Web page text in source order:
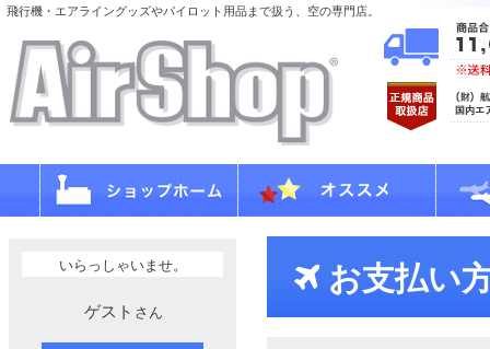
飛行機・エアライングッズやパイロット用品まで扱う、空の専門店。
いらっしゃいませ。
ゲスト さん
お支払い